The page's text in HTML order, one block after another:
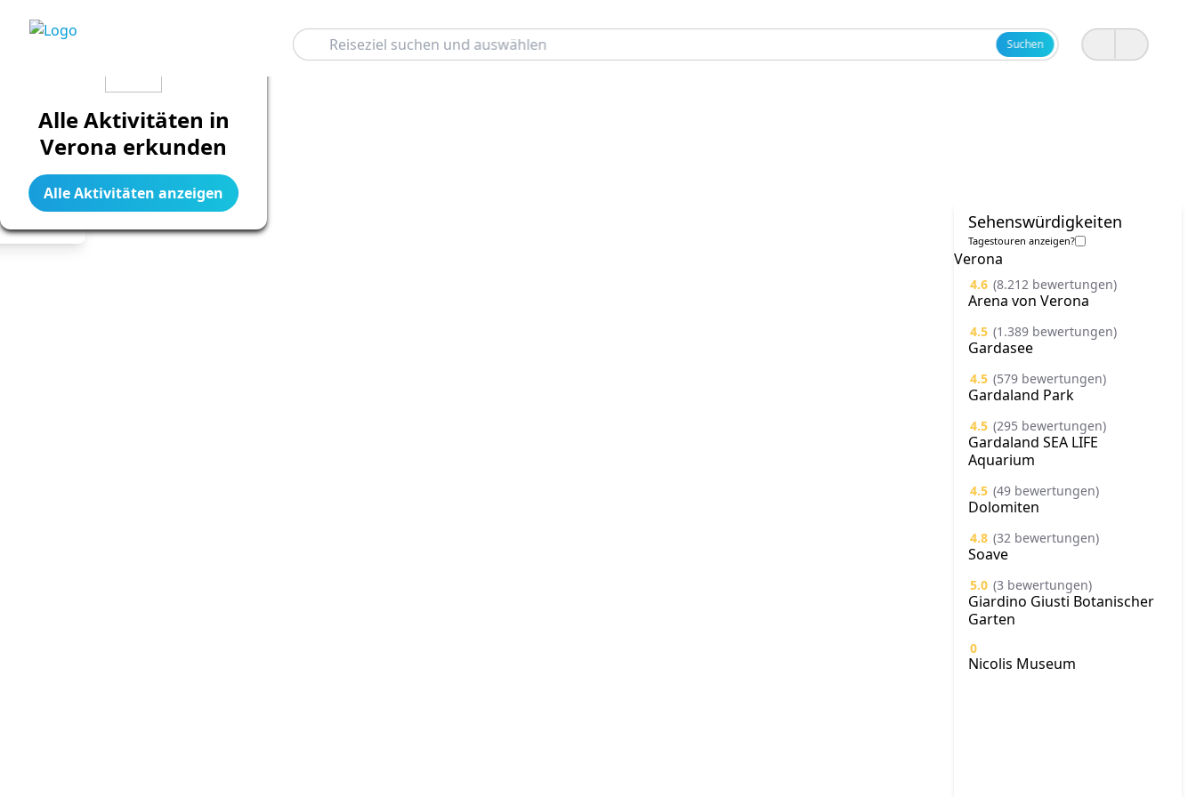
Suchen
Suchen
Sehenswürdigkeiten
Tagestouren anzeigen?
Verona
4.6 (8.212 bewertungen)
Arena von Verona
4.5 (1.389 bewertungen)
Gardasee
4.5 (579 bewertungen)
Gardaland Park
4.5 (295 bewertungen)
Gardaland SEA LIFE
Aquarium
4.5 (49 bewertungen)
Dolomiten
4.8 (32 bewertungen)
Soave
5.0 (3 bewertungen)
Giardino Giusti Botanischer
Garten
0
Nicolis Museum
Alle Aktivitäten in
Verona erkunden
Alle Aktivitäten anzeigen